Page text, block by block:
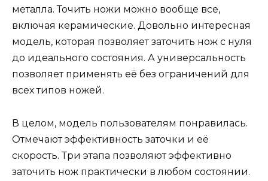
металла. Точить ножи можно вообще все,
включая керамические. Довольно интересная
модель, которая позволяет заточить нож с нуля
до идеального состояния. А универсальность
позволяет применять её без ограничений для
всех типов ножей.
В целом, модель пользователям понравилась.
Отмечают эффективность заточки и её
скорость. Три этапа позволяют эффективно
заточить нож практически в любом состоянии.